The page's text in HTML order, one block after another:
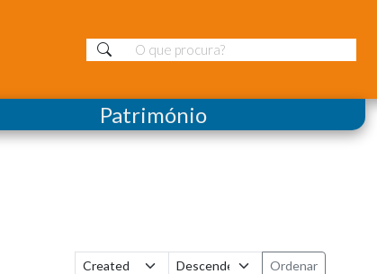
Património
Ordenar